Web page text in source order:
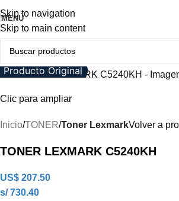
Skip to navigation
Skip to main content
MENÚ
Producto Original
Clic para ampliar
Inicio TONER Toner LexmarkVolver a
TONER LEXMARK C5240KH
US$ 207.50
s/ 730.40